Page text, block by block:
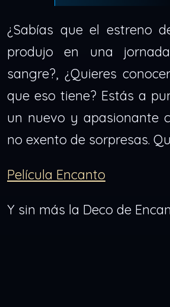
¿Sabías que el estreno
produjo en una
sangre?, ¿Quieres
que eso tiene? Estás a
un nuevo y apasionante
no exento de sorpresas.
Película Encanto
Y sin más la Deco de